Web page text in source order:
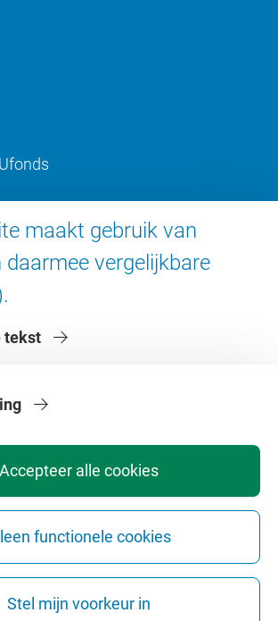
maakt gebruik van
daarmee vergelijkbare
tekst
Accepteer alle cookies
functionele cookies
Stel mijn voorkeur in
WebcolofonCookie instellingen